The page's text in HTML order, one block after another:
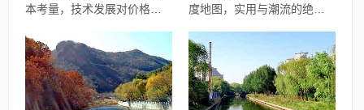
本考量，技术发展对价格的
度地图，实用与潮流的绝佳